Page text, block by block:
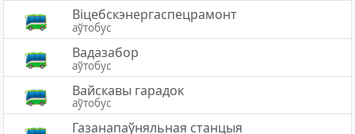
Віцебскэнергаспецрамонт
аўтобус
Вадазабор
аўтобус
Вайскавы гарадок
аўтобус
Газанапаўняльная станцыя